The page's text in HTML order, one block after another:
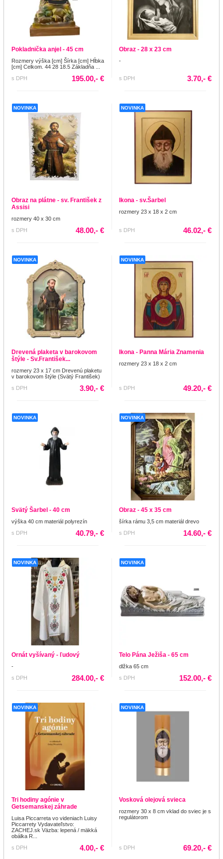
Pokladnička anjel - 45 cm
Rozmery výška [cm] Šírka [cm] Hĺbka
[cm] Celkom. 44 28 18.5 Základňa ...
s DPH
195.00,- €
Obraz - 28 x 23 cm
-
s DPH 3.70,- €
NOVINKA
Obraz na plátne - sv. František z
Assisi
rozmery 40 x 30 cm
s DPH
48.00,- €
NOVINKA
Ikona - sv.Šarbel
rozmery 23 x 18 x 2 cm
s DPH 46.02,- €
NOVINKA
Drevená plaketa v barokovom
štýle - Sv.František...
rozmery 23 x 17 cm Drevenú plaketu
v barokovom štýle (Svätý František)
s DPH
3.90,- €
NOVINKA
Ikona - Panna Mária Znamenia
rozmery 23 x 18 x 2 cm
s DPH 49.20,- €
NOVINKA
Svätý Šarbel - 40 cm
výška 40 cm materiál polyrezín
s DPH
40.79,- €
NOVINKA
Obraz - 45 x 35 cm
šírka rámu 3,5 cm materiál drevo
s DPH
14.60,- €
NOVINKA
Ornát vyšívaný - ľudový
-
s DPH
284.00,- €
NOVINKA
Telo Pána Ježiša - 65 cm
dlžka 65 cm
s DPH
152.00,- €
NOVINKA
Tri hodiny agónie v
Getsemanskej záhrade
Luisa Piccarreta vo videniach Luisy
Piccarrety Vydavateľstvo:
ZACHEJ.sk Väzba: lepená / mäkká
obálka R...
s DPH
4.00,- €
NOVINKA
Vosková olejová svieca
rozmery 30 x 8 cm vklad do sviec je s
regulátorom
s DPH 69.20,- €